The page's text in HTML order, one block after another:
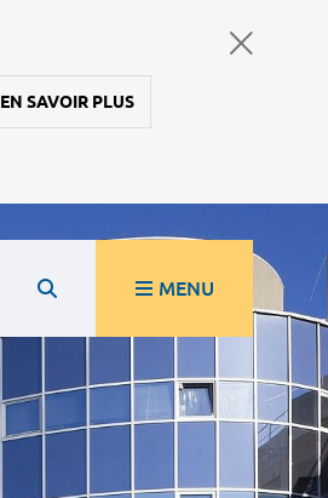
EN SAVOIR PLUS
MENU